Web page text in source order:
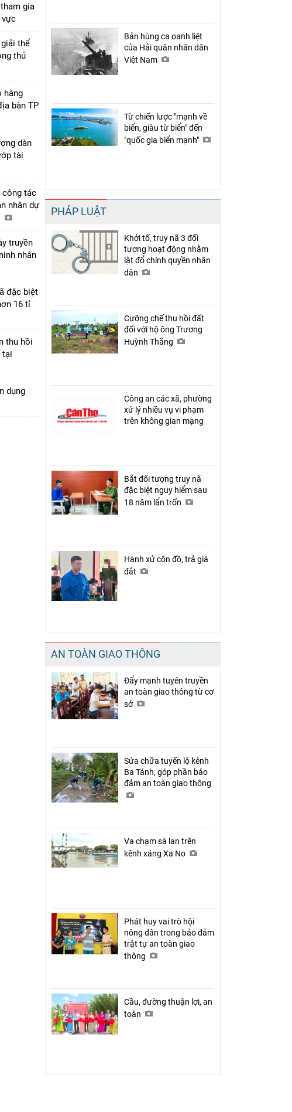
gia
vực
thể
thủ
hàng
bàn TP
dàn
tài
công tác
nhân dự
truyền
nhân
đặc biệt
16 tỉ
thu hồi
tại
dụng
Bản hùng ca oanh liệt
của Hải quân nhân dân
Việt Nam
Từ chiến lược "mạnh về
biển, giàu từ biển" đến
"quốc gia biển mạnh"
PHÁP LUẬT
Khởi tố, truy nã 3 đối
tượng hoạt động nhằm
lật đổ chính quyền nhân
dân
Cưỡng chế thu hồi đất
đối với hộ ông Trương
Huỳnh Thắng
Công an các xã, phường
xử lý nhiều vụ vi phạm
trên không gian mạng
Bắt đối tượng truy nã
đặc biệt nguy hiểm sau
18 năm lẩn trốn
Hành xử côn đồ, trả giá
đắt
AN TOÀN GIAO THÔNG
Đẩy mạnh tuyên truyền
an toàn giao thông từ cơ
sở
Sửa chữa tuyến lộ kênh
Ba Tánh, góp phần bảo
đảm an toàn giao thông
Va chạm sà lan trên
kênh xáng Xa No
Phát huy vai trò hội
nông dân trong bảo đảm
trật tự an toàn giao
thông
Cầu, đường thuận lợi, an
toàn